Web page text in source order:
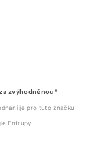
zvýhodněnou*
je pro tuto značku
Entrupy